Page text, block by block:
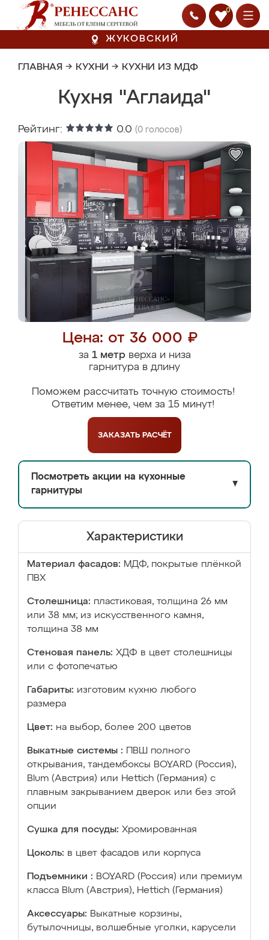
0
ЖУКОВСКИЙ
ГЛАВНАЯ → КУХНИ → КУХНИ ИЗ МДФ
Кухня "Аглаида"
Рейтинг: 0.0 (0 голосов)
Цена: от 36 000 ₽
за 1 метрверха и низа
гарнитура в длину
Поможем рассчитать точную стоимость!
Ответим менее, чем за 15 минут!
ЗАКАЗАТЬ РАСЧЁТ
Посмотреть акции на кухонные
гарнитуры
▼
Характеристики
Материал фасадов: МДФ, покрытые плёнкой
ПВХ
Столешница: пластиковая, толщина 26 мм
или 38 мм; из искусственного камня,
толщина 38 мм
Стеновая панель: ХДФ в цвет столешницы
или с фотопечатью
Габариты: изготовим кухню любого
размера
Цвет: на выбор, более 200 цветов
Выкатные системы :
ПВШ полного
открывания, тандембоксы BOYARD (Россия),
Blum (Австрия) или Hettich (Германия) с
плавным закрыванием дверок или без этой
опции
Сушка для посуды: Хромированная
Цоколь: в цвет фасадов или корпуса
Подъемники : BOYARD (Россия) или премиум
класса Blum (Австрия), Hettich (Германия)
Аксессуары: Выкатные корзины,
бутылочницы, волшебные уголки, карусели